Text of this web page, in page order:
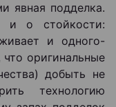
явная подделка.
и о стойкости:
и одного-
оригинальные
добыть не
технологию